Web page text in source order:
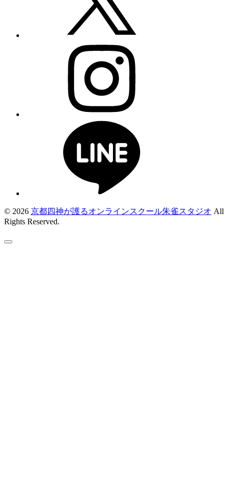
© 2026 京都四神が護るオンラインスクール朱雀スタジオ All
Rights Reserved.